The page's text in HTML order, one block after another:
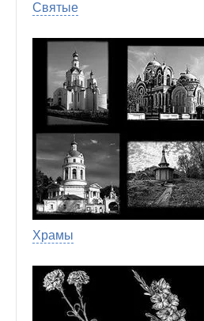
Святые
Храмы